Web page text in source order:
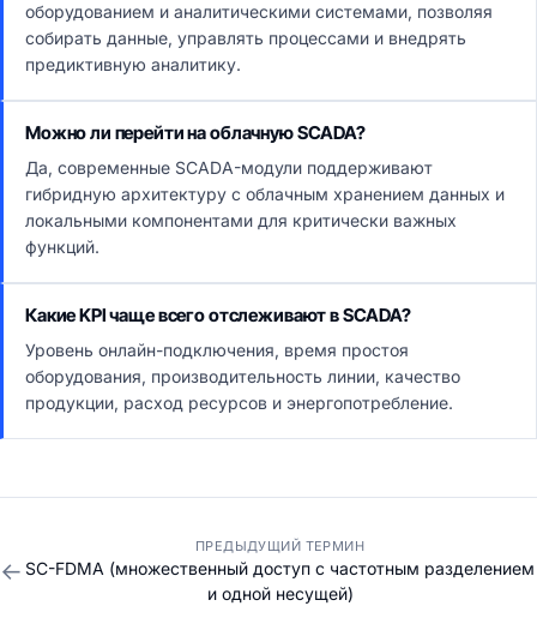
оборудованием и аналитическими системами, позволяя
собирать данные, управлять процессами и внедрять
предиктивную аналитику.
Можно ли перейти на облачную SCADA?
Да, современные SCADA-модули поддерживают
гибридную архитектуру с облачным хранением данных и
локальными компонентами для критически важных
функций.
Какие KPI чаще всего отслеживают в SCADA?
Уровень онлайн-подключения, время простоя
оборудования, производительность линии, качество
продукции, расход ресурсов и энергопотребление.
←
ПРЕДЫДУЩИЙ ТЕРМИН
SC-FDMA (множественный доступ с частотным разделением
и одной несущей)